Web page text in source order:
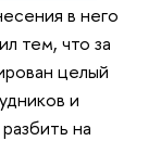
в него
тем, что за
целый
и
на